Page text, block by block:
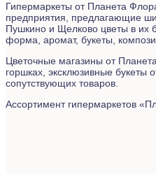
Гипермаркеты от Планета
предприятия, предлагающие
Пушкино и Щелково цветы в их
форма, аромат, букеты,
Цветочные магазины от
горшках, эксклюзивные букеты
сопутствующих товаров.
Ассортимент гипермаркетов